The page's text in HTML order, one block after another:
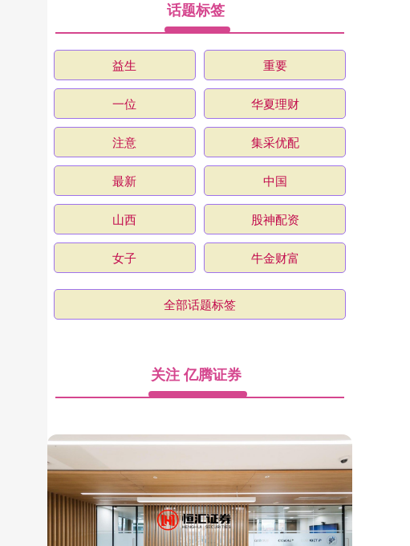
话题标签
益生 重要
一位 华夏理财
注意 集采优配
最新 中国
山西 股神配资
女子 牛金财富
全部话题标签
关注 亿腾证券